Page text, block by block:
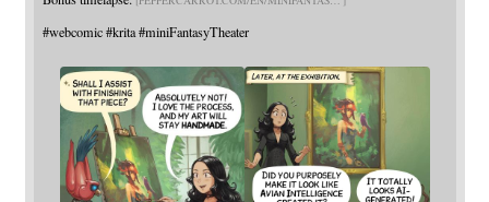
#webcomic #krita #miniFantasyTheater